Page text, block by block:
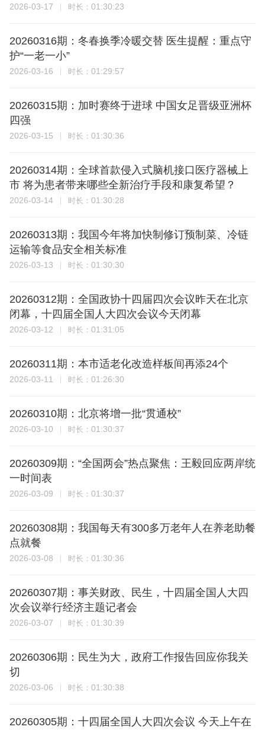
2026-03-17 时长： 01:30:23
20260316期：冬春换季冷暖交替 医生提醒：重点守
护“一老一小”
2026-03-16 时长： 01:29:57
20260315期：加时赛终于进球 中国女足晋级亚洲杯
四强
2026-03-15 时长： 01:30:36
20260314期：全球首款侵入式脑机接口医疗器械上
市 将为患者带来哪些全新治疗手段和康复希望？
2026-03-14 时长： 01:30:28
20260313期：我国今年将加快制修订预制菜、冷链
运输等食品安全相关标准
2026-03-13 时长： 01:30:30
20260312期：全国政协十四届四次会议昨天在北京
闭幕，十四届全国人大四次会议今天闭幕
2026-03-12 时长： 01:31:05
20260311期：本市适老化改造样板间再添24个
2026-03-11 时长： 01:26:30
20260310期：北京将增一批“贯通校”
2026-03-10 时长： 01:30:37
20260309期：“全国两会”热点聚焦：王毅回应两岸统
一时间表
2026-03-09 时长： 01:30:37
20260308期：我国每天有300多万老年人在养老助餐
点就餐
2026-03-08 时长： 01:30:36
20260307期：事关财政、民生，十四届全国人大四
次会议举行经济主题记者会
2026-03-07 时长： 01:30:39
20260306期：民生为大，政府工作报告回应你我关
切
2026-03-06 时长： 01:30:38
20260305期：十四届全国人大四次会议 今天上午在